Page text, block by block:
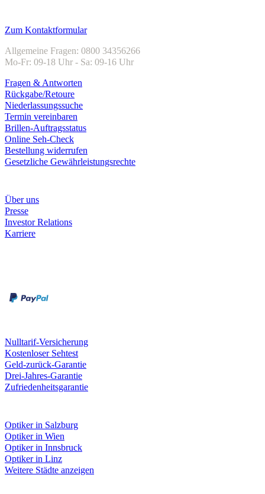
Zum Kontaktformular
Allgemeine Fragen: 0800 34356266
Mo-Fr: 09-18 Uhr - Sa: 09-16 Uhr
Fragen & Antworten
Rückgabe/Retoure
Niederlassungssuche
Termin vereinbaren
Brillen-Auftragsstatus
Online Seh-Check
Bestellung widerrufen
Gesetzliche Gewährleistungsrechte
Über uns
Presse
Investor Relations
Karriere
Nulltarif-Versicherung
Kostenloser Sehtest
Geld-zurück-Garantie
Drei-Jahres-Garantie
Zufriedenheitsgarantie
Optiker in Salzburg
Optiker in Wien
Optiker in Innsbruck
Optiker in Linz
Weitere Städte anzeigen